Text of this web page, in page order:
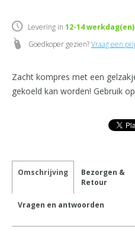
Levering in 12-14werkdag(en)
Goedkoper gezien?Vraag een
Zacht kompres met een
gekoeld kan worden! Gebruik
Omschrijving
Bezorgen &
Retour
Vragen en antwoorden